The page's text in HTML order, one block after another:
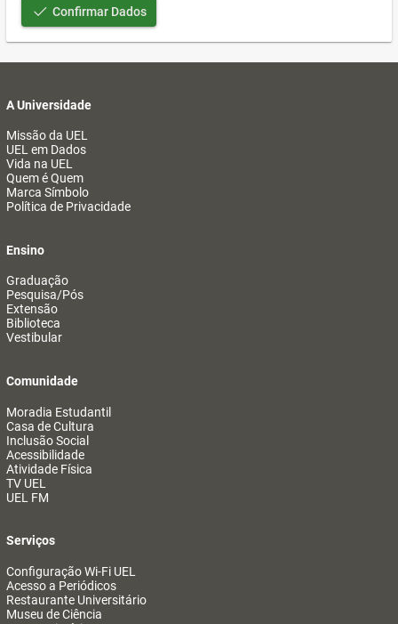
Confirmar Dados
A Universidade
Missão da UEL
UEL em Dados
Vida na UEL
Quem é Quem
Marca Símbolo
Política de Privacidade
Ensino
Graduação
Pesquisa/Pós
Extensão
Biblioteca
Vestibular
Comunidade
Moradia Estudantil
Casa de Cultura
Inclusão Social
Acessibilidade
Atividade Física
TV UEL
UEL FM
Serviços
Configuração Wi-Fi UEL
Acesso a Periódicos
Restaurante Universitário
Museu de Ciência